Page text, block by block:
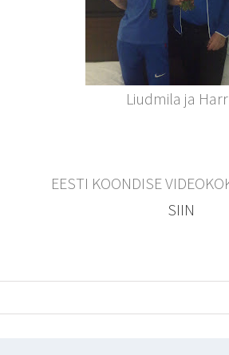
Liudmila ja
EESTI KOONDISE
SIIN